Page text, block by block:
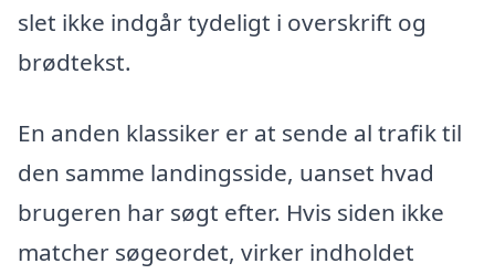
slet ikke indgår tydeligt i overskrift og
brødtekst.
En anden klassiker er at sende al trafik til
den samme landingsside, uanset hvad
brugeren har søgt efter. Hvis siden ikke
matcher søgeordet, virker indholdet